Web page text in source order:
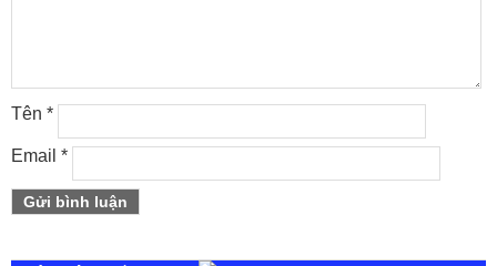
Tên *
Email *